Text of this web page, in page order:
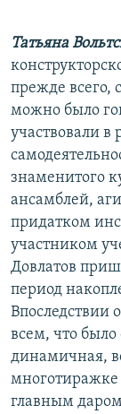
Татьяна
прежде всего,
можно было
участвовали в
знаменитого
ансамблей,
придатком
участником
Довлатов
период
Впоследствии
всем, что
динамичная,
многотиражке
главным даром